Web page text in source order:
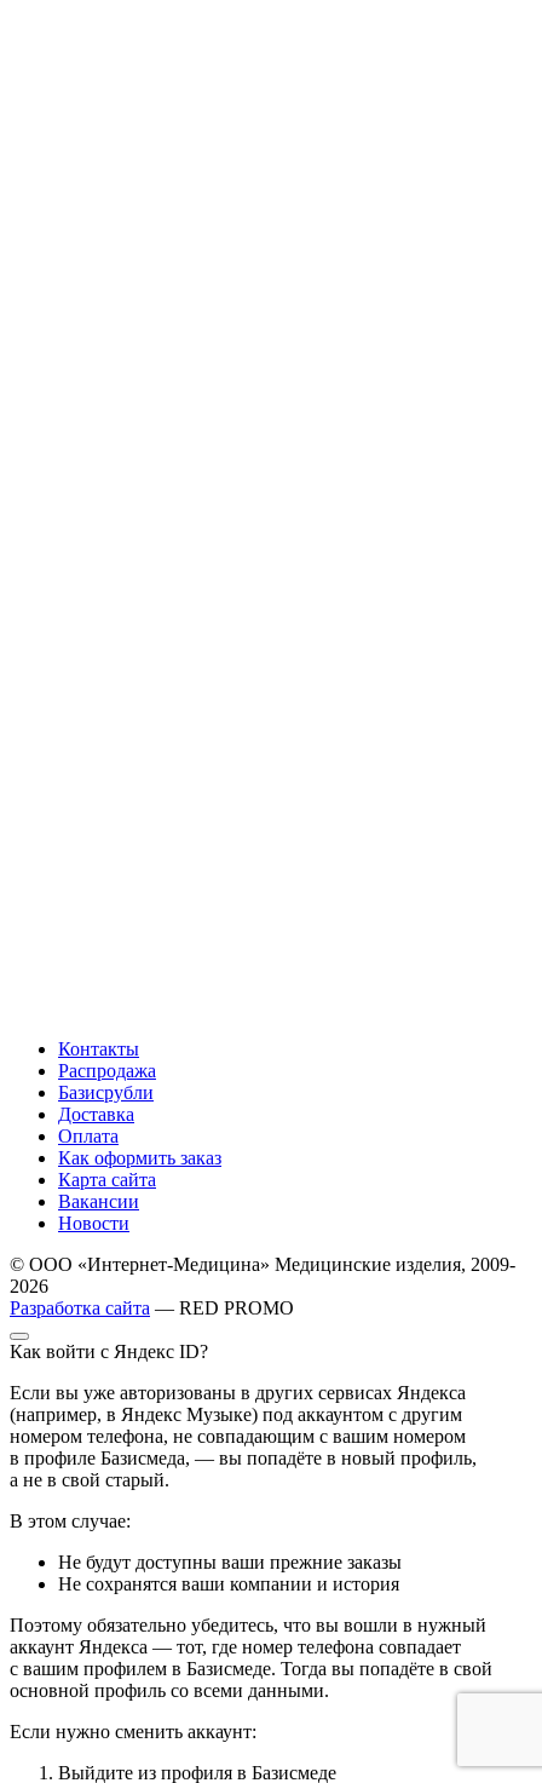
Контакты
Распродажа
Базисрубли
Доставка
Оплата
Как оформить заказ
Карта сайта
Вакансии
Новости
© ООО «Интернет-Медицина» Медицинские изделия, 2009-
2026
Разработка сайта — RED PROMO
Как войти с Яндекс ID?
Если вы уже авторизованы в других сервисах Яндекса
(например, в Яндекс Музыке) под аккаунтом с другим
номером телефона, не совпадающим с вашим номером
в профиле Базисмеда, — вы попадёте в новый профиль,
а не в свой старый.
В этом случае:
Не будут доступны ваши прежние заказы
Не сохранятся ваши компании и история
Поэтому обязательно убедитесь, что вы вошли в нужный
аккаунт Яндекса — тот, где номер телефона совпадает
с вашим профилем в Базисмеде. Тогда вы попадёте в свой
основной профиль со всеми данными.
Если нужно сменить аккаунт:
Выйдите из профиля в Базисмеде